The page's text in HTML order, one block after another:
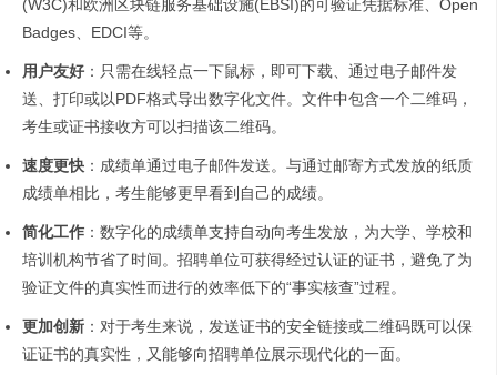
(W3C)和欧洲区块链服务基础设施(EBSI)的可验证凭据标准、Open
Badges、EDCI等。
用户友好 ：只需在线轻点一下鼠标，即可下载、通过电子邮件发
送、打印或以PDF格式导出数字化文件。文件中包含一个二维码，
考生或证书接收方可以扫描该二维码。
速度更快 ：成绩单通过电子邮件发送。与通过邮寄方式发放的纸质
成绩单相比，考生能够更早看到自己的成绩。
简化工作 ：数字化的成绩单支持自动向考生发放，为大学、学校和
培训机构节省了时间。招聘单位可获得经过认证的证书，避免了为
验证文件的真实性而进行的效率低下的“事实核查”过程。
更加创新 ：对于考生来说，发送证书的安全链接或二维码既可以保
证证书的真实性，又能够向招聘单位展示现代化的一面。